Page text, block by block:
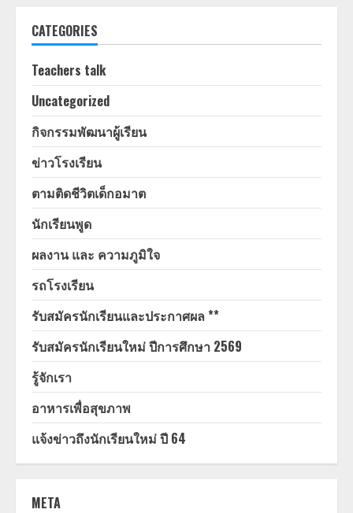
CATEGORIES
Teachers talk
Uncategorized
กิจกรรมพัฒนาผู้เรียน
ข่าวโรงเรียน
ตามติดชีวิตเด็กอมาต
นักเรียนพูด
ผลงาน และ ความภูมิใจ
รถโรงเรียน
รับสมัครนักเรียนและประกาศผล **
รับสมัครนักเรียนใหม่ ปีการศึกษา 2569
รู้จักเรา
อาหารเพื่อสุขภาพ
แจ้งข่าวถึงนักเรียนใหม่ ปี 64
META